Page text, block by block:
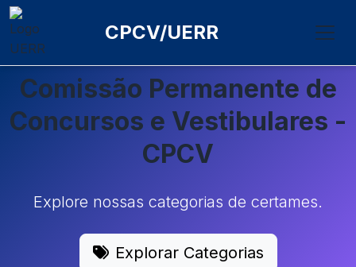
CPCV/UERR
Comissão Permanente de
Concursos e Vestibulares -
CPCV
Explore nossas categorias de certames.
Explorar Categorias